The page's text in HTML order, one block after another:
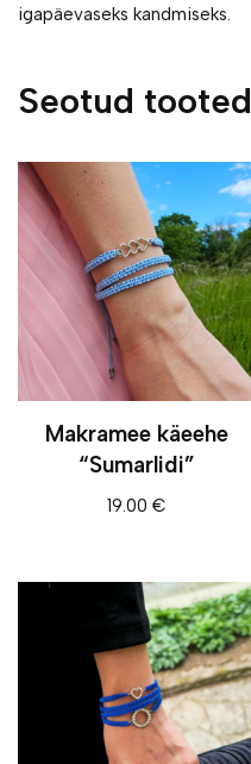
igapäevaseks kandmiseks.
Seotud tooted
Makramee käeehe
“Sumarlidi”
19.00€